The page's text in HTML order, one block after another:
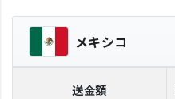
メキシコ
送金額